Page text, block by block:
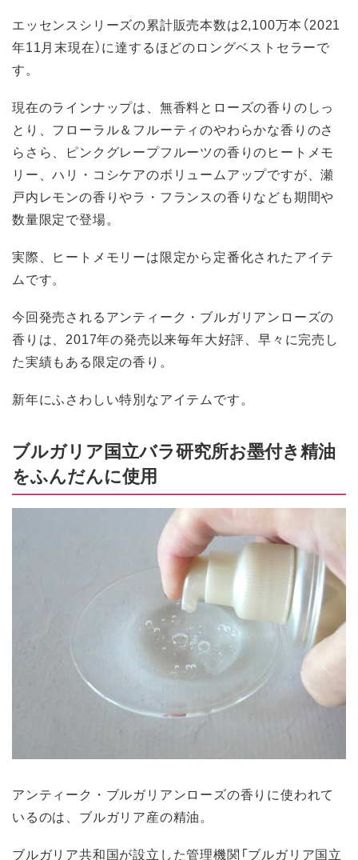
エッセンスシリーズの累計販売本数は2,100万本（2021
年11月末現在）に達するほどのロングベストセラーで
す。
現在のラインナップは、無香料とローズの香りのしっ
とり、フローラル＆フルーティのやわらかな香りのさ
らさら、ピンクグレープフルーツの香りのヒートメモ
リー、ハリ・コシケアのボリュームアップですが、瀬
戸内レモンの香りやラ・フランスの香りなども期間や
数量限定で登場。
実際、ヒートメモリーは限定から定番化されたアイテ
ムです。
今回発売されるアンティーク・ブルガリアンローズの
香りは、2017年の発売以来毎年大好評、早々に完売し
た実績もある限定の香り。
新年にふさわしい特別なアイテムです。
ブルガリア国立バラ研究所お墨付き精油
をふんだんに使用
アンティーク・ブルガリアンローズの香りに使われて
いるのは、ブルガリア産の精油。
ブルガリア共和国が設立した管理機関「ブルガリア国立